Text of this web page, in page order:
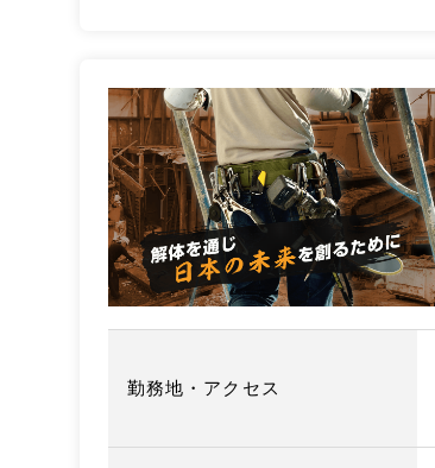
勤務地・アクセス